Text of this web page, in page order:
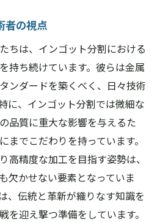
者の視点
ちは、インゴット分割における
持ち続けています。彼らは金属
ンダードを築くべく、日々技術
に、インゴット分割では微細な
品質に重大な影響を与えるた
までこだわりを持っています。
高精度な加工を目指す姿勢は、
欠かせない要素となっていま
、伝統と革新が織りなす知識を
を迎え撃つ準備をしています。